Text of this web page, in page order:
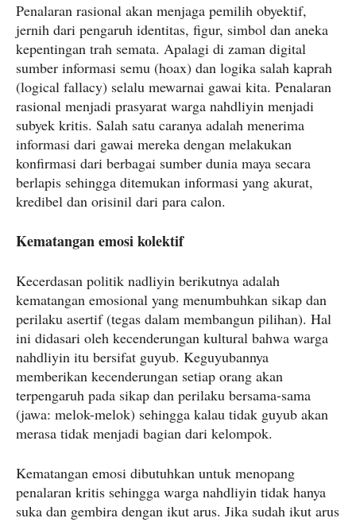
Penalaran rasional akan menjaga pemilih obyektif,
jernih dari pengaruh identitas, figur, simbol dan aneka
kepentingan trah semata. Apalagi di zaman digital
sumber informasi semu (hoax) dan logika salah kaprah
(logical fallacy) selalu mewarnai gawai kita. Penalaran
rasional menjadi prasyarat warga nahdliyin menjadi
subyek kritis. Salah satu caranya adalah menerima
informasi dari gawai mereka dengan melakukan
konfirmasi dari berbagai sumber dunia maya secara
berlapis sehingga ditemukan informasi yang akurat,
kredibel dan orisinil dari para calon.
Kematangan emosi kolektif
Kecerdasan politik nadliyin berikutnya adalah
kematangan emosional yang menumbuhkan sikap dan
perilaku asertif (tegas dalam membangun pilihan). Hal
ini didasari oleh kecenderungan kultural bahwa warga
nahdliyin itu bersifat guyub. Keguyubannya
memberikan kecenderungan setiap orang akan
terpengaruh pada sikap dan perilaku bersama-sama
(jawa: melok-melok) sehingga kalau tidak guyub akan
merasa tidak menjadi bagian dari kelompok.
Kematangan emosi dibutuhkan untuk menopang
penalaran kritis sehingga warga nahdliyin tidak hanya
suka dan gembira dengan ikut arus. Jika sudah ikut arus